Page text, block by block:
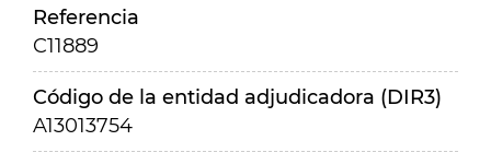
Referencia
C11889
Código de la entidad adjudicadora (DIR3)
A13013754